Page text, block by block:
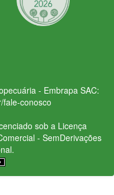
- Embrapa SAC:
fale-conosco
sob a Licença
- SemDerivações